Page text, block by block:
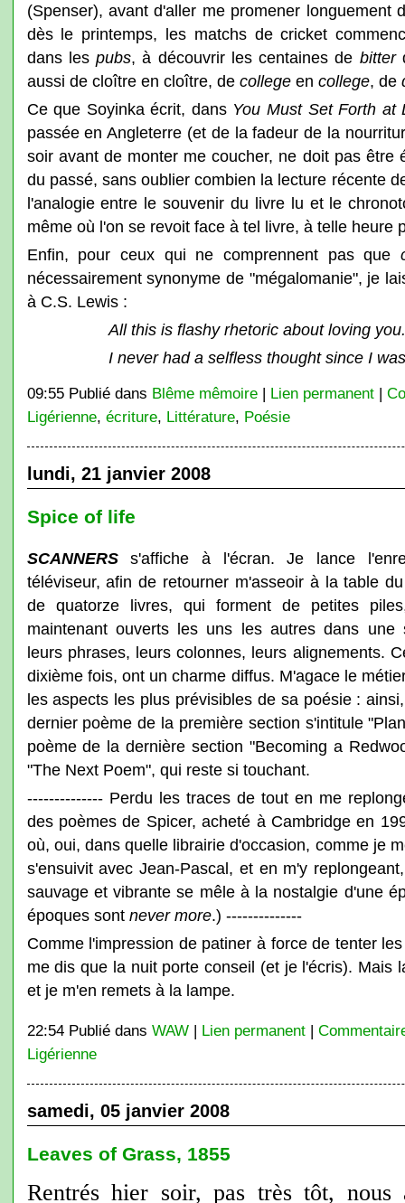
(Spenser), avant d'aller me promener longuement
dès le printemps, les matchs de cricket
dans lespubs, à découvrir les centaines de bitter
aussi de cloître en cloître, de collegeen college, de
Ce que Soyinka écrit, dans You Must Set Forth at
passée en Angleterre (et de la fadeur de la
soir avant de monter me coucher, ne doit pas être
du passé, sans oublier combien la lecture récente
l'analogie entre le souvenir du livre lu et le
même où l'on se revoit face à tel livre, à telle heure
Enfin, pour ceux qui ne comprennent pas que
nécessairement synonyme de "mégalomanie", je
à C.S. Lewis :
All this is flashy rhetoric about loving you.
I never had a selfless thought since I
09:55 Publié dans Blême mêmoire| Lien permanent|
Ligérienne, écriture, Littérature, Poésie
lundi, 21 janvier 2008
Spice of life
SCANNERSs'affiche à l'écran. Je lance
téléviseur, afin de retourner m'asseoir à la table
de quatorze livres, qui forment de petites
maintenant ouverts les uns les autres dans une
leurs phrases, leurs colonnes, leurs alignements.
dixième fois, ont un charme diffus. M'agace le
les aspects les plus prévisibles de sa poésie :
dernier poème de la première section s'intitule
poème de la dernière section "Becoming a
"The Next Poem", qui reste si touchant.
-------------- Perdu les traces de tout en me
des poèmes de Spicer, acheté à Cambridge en
où, oui, dans quelle librairie d'occasion, comme je
s'ensuivit avec Jean-Pascal, et en m'y
sauvage et vibrante se mêle à la nostalgie d'une
époques sont never more.) --------------
Comme l'impression de patiner à force de tenter
me dis que la nuit porte conseil (et je l'écris). Mais
et je m'en remets à la lampe.
22:54 Publié dans WAW| Lien permanent|
Ligérienne
samedi, 05 janvier 2008
Leaves of Grass, 1855
Rentrés hier soir, pas très tôt, nous